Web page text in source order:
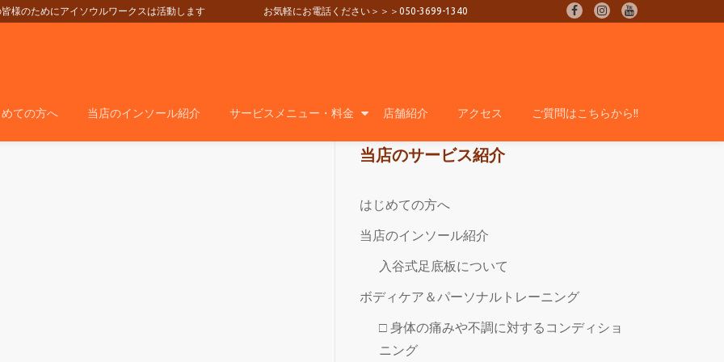
様のためにアイソウルワークスは活動します お気軽にお電話ください＞＞＞050-3699-1340
fa-
fa-
fa-
ての方へ 当店のインソール紹介 サービスメニュー・料金 店舗紹介 アクセス ご質問はこちらから!!
当店のサービス紹介
はじめての方へ
当店のインソール紹介
入谷式足底板について
ボディケア＆パーソナルトレーニング
□ 身体の痛みや不調に対するコンディショ
ニング